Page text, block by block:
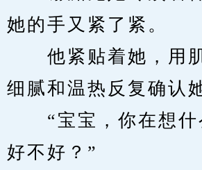
她的手又紧了紧。
他紧贴着她，用肌
细腻和温热反复确认
“宝宝，你在想什
好不好？”